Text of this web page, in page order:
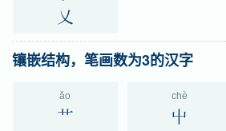
乂
镶嵌结构，笔画数为3的汉字
ǎo
艹
chè
屮